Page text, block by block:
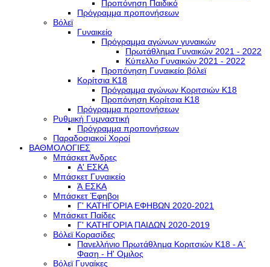
Προπόνηση Παιδικό
Πρόγραμμα προπονήσεων
Βόλεϊ
Γυναικείο
Πρόγραμμα αγώνων γυναικών
Πρωτάθλημα Γυναικών 2021 - 2022
Κύπελλο Γυναικών 2021 - 2022
Προπόνηση Γυναικείο βόλεϊ
Κορίτσια Κ18
Πρόγραμμα αγώνων Κοριτσιών Κ18
Προπόνηση Κορίτσια Κ18
Πρόγραμμα προπονήσεων
Ρυθμική Γυμναστική
Πρόγραμμα προπονήσεων
Παραδοσιακοί Χοροί
ΒΑΘΜΟΛΟΓΙΕΣ
Μπάσκετ Άνδρες
Α' ΕΣΚΑ
Μπάσκετ Γυναικείο
Ά ΕΣΚΑ
Μπάσκετ Έφηβοι
Γ' ΚΑΤΗΓΟΡΙΑ ΕΦΗΒΩΝ 2020-2021
Μπάσκετ Παίδες
Γ' ΚΑΤΗΓΟΡΙΑ ΠΑΙΔΩΝ 2020-2019
Βόλεϊ Κορασίδες
Πανελλήνιο Πρωτάθλημα Κοριτσιών Κ18 - Α΄
Φαση - H' Ομιλος
Βόλεϊ Γυναίκες